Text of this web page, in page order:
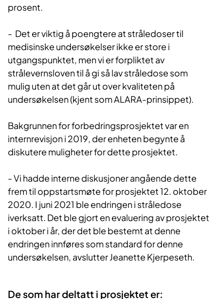
prosent.
- Det er viktig å poengtere at stråledoser til
medisinske undersøkelser ikke er store i
utgangspunktet, men vi er forpliktet av
strålevernsloven til å gi så lav stråledose som
mulig uten at det går ut over kvaliteten på
undersøkelsen (kjent som ALARA-prinsippet).
Bakgrunnen for forbedringsprosjektet var en
internrevisjon i 2019, der enheten begynte å
diskutere muligheter for dette prosjektet.
- Vi hadde interne diskusjoner angående dette
frem til oppstartsmøte for prosjektet 12. oktober
2020. I juni 2021 ble endringen i stråledose
iverksatt. Det ble gjort en evaluering av prosjektet
i oktober i år, der det ble bestemt at denne
endringen innføres som standard for denne
undersøkelsen, avslutter Jeanette Kjerpeseth.
De so​m har deltatt i prosjek​​tet er: